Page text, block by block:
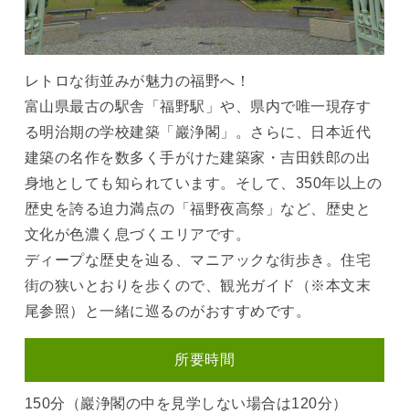
レトロな街並みが魅力の福野へ！
富山県最古の駅舎「福野駅」や、県内で唯一現存す
る明治期の学校建築「巖浄閣」。さらに、日本近代
建築の名作を数多く手がけた建築家・吉田鉄郎の出
身地としても知られています。そして、350年以上の
歴史を誇る迫力満点の「福野夜高祭」など、歴史と
文化が色濃く息づくエリアです。
ディープな歴史を辿る、マニアックな街歩き。住宅
街の狭いとおりを歩くので、観光ガイド（※本文末
尾参照）と一緒に巡るのがおすすめです。
所要時間
150分（巖浄閣の中を見学しない場合は120分）